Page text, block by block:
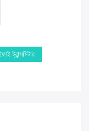
ট্রান্সমিটার